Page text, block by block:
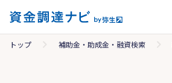
トップ 補助金・助成金・融資検索